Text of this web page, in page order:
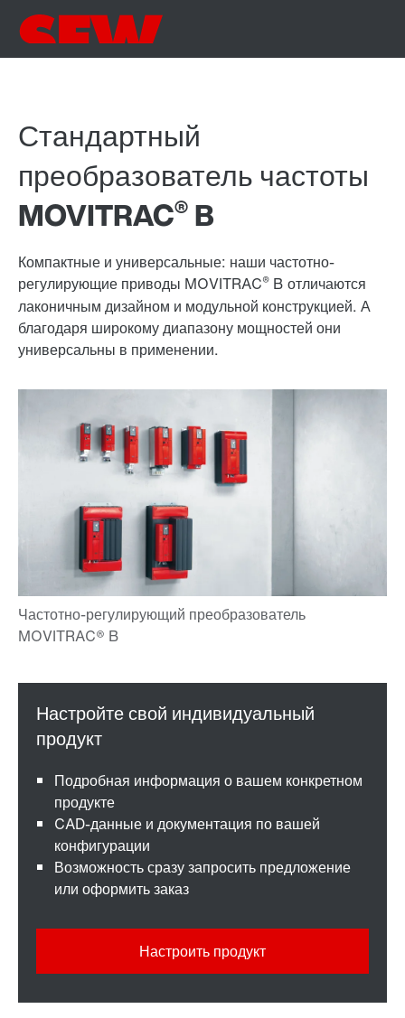
Стандартный
преобразователь частоты
MOVITRAC® B
Компактные и универсальные: наши частотно-
регулирующие приводы MOVITRAC® B отличаются
лаконичным дизайном и модульной конструкцией. А
благодаря широкому диапазону мощностей они
универсальны в применении.
Подробная информация о вашем конкретном
продукте
CAD-данные и документация по вашей
конфигурации
Возможность сразу запросить предложение
или оформить заказ
Настроить продукт